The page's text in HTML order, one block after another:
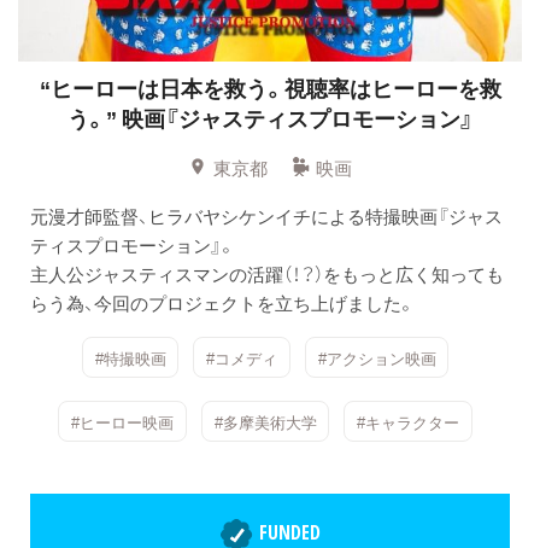
“ヒーローは日本を救う。視聴率はヒーローを救
う。” 映画『ジャスティスプロモーション』
東京都
映画
元漫才師監督、ヒラバヤシケンイチによる特撮映画『ジャス
ティスプロモーション』。
主人公ジャスティスマンの活躍（！？）をもっと広く知っても
らう為、今回のプロジェクトを立ち上げました。
#特撮映画 #コメディ #アクション映画
#ヒーロー映画 #多摩美術大学 #キャラクター
FUNDED